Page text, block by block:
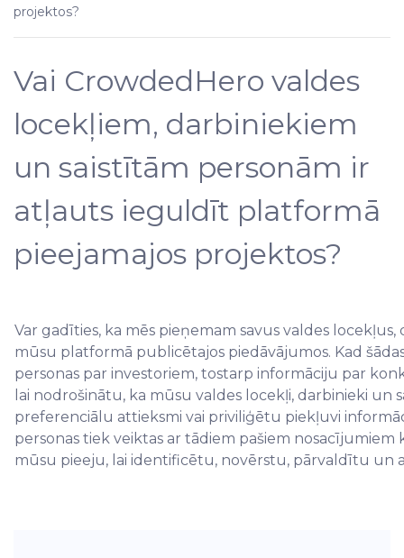
projektos?
Vai CrowdedHero valdes
locekļiem, darbiniekiem
un saistītām personām ir
atļauts ieguldīt platformā
pieejamajos projektos?
Var gadīties, ka mēs pieņemam savus valdes
mūsu platformā publicētajos piedāvājumos. Kad
personas par investoriem, tostarp informāciju par
lai nodrošinātu, ka mūsu valdes locekļi, darbinieki un
preferenciālu attieksmi vai priviliģētu piekļuvi
personas tiek veiktas ar tādiem pašiem
mūsu pieeju, lai identificētu, novērstu, pārvaldītu un